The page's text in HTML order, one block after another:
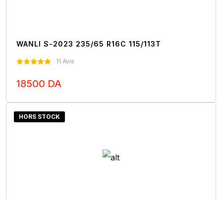
WANLI S-2023 235/65 R16C 115/113T
11 Avis
18500 DA
HORS STOCK